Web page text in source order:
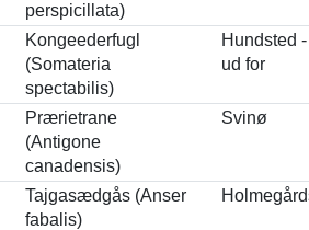
perspicillata)
Kongeederfugl
(Somateria
spectabilis)
Hundsted
ud for
Prærietrane
(Antigone
canadensis)
Svinø
Tajgasædgås (Anser
fabalis)